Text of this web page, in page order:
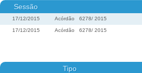
Sessão
17/12/2015 Acórdão 6278/ 2015
17/12/2015 Acórdão 6278/ 2015
Tipo